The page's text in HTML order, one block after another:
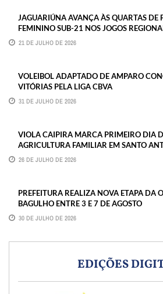
JAGUARIÚNA AVANÇA ÀS QUARTAS DE
FEMININO SUB-21 NOS JOGOS
21 DE JULHO DE 2026
VOLEIBOL ADAPTADO DE AMPARO
VITÓRIAS PELA LIGA CBVA
31 DE JULHO DE 2026
VIOLA CAIPIRA MARCA PRIMEIRO DIA
AGRICULTURA FAMILIAR EM SANTO
26 DE JULHO DE 2026
PREFEITURA REALIZA NOVA ETAPA DA
BAGULHO ENTRE 3 E 7 DE AGOSTO
30 DE JULHO DE 2026
EDIÇÕES